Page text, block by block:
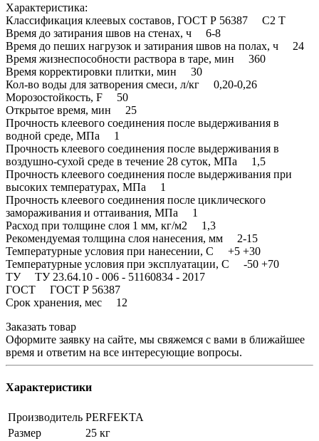
Характеристика:
Классификация клеевых составов, ГОСТ Р 56387 C2 Т
Время до затирания швов на стенах, ч 6-8
Время до пеших нагрузок и затирания швов на полах, ч 24
Время жизнеспособности раствора в таре, мин 360
Время корректировки плитки, мин 30
Кол-во воды для затворения смеси, л/кг 0,20-0,26
Морозостойкость, F 50
Открытое время, мин 25
Прочность клеевого соединения после выдерживания в
водной среде, МПа 1
Прочность клеевого соединения после выдерживания в
воздушно-сухой среде в течение 28 суток, МПа 1,5
Прочность клеевого соединения после выдерживания при
высоких температурах, МПа 1
Прочность клеевого соединения после циклического
замораживания и оттаивания, МПа 1
Расход при толщине слоя 1 мм, кг/м2 1,3
Рекомендуемая толщина слоя нанесения, мм 2-15
Температурные условия при нанесении, С +5 +30
Температурные условия при эксплуатации, С -50 +70
ТУ ТУ 23.64.10 - 006 - 51160834 - 2017
ГОСТ ГОСТ Р 56387
Срок хранения, мес 12
Заказать товар
Оформите заявку на сайте, мы свяжемся с вами в ближайшее
время и ответим на все интересующие вопросы.
Характеристики
Производитель PERFEKTA
Размер
25 кг